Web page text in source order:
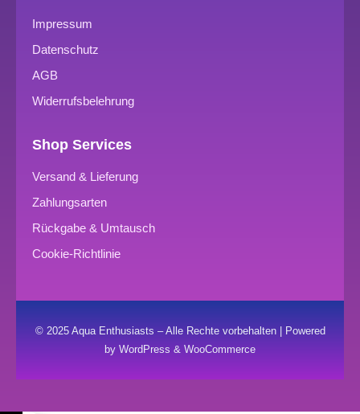
Impressum
Datenschutz
AGB
Widerrufsbelehrung
Shop Services
Versand & Lieferung
Zahlungsarten
Rückgabe & Umtausch
Cookie-Richtlinie
© 2025 Aqua Enthusiasts – Alle Rechte vorbehalten | Powered
by WordPress & WooCommerce